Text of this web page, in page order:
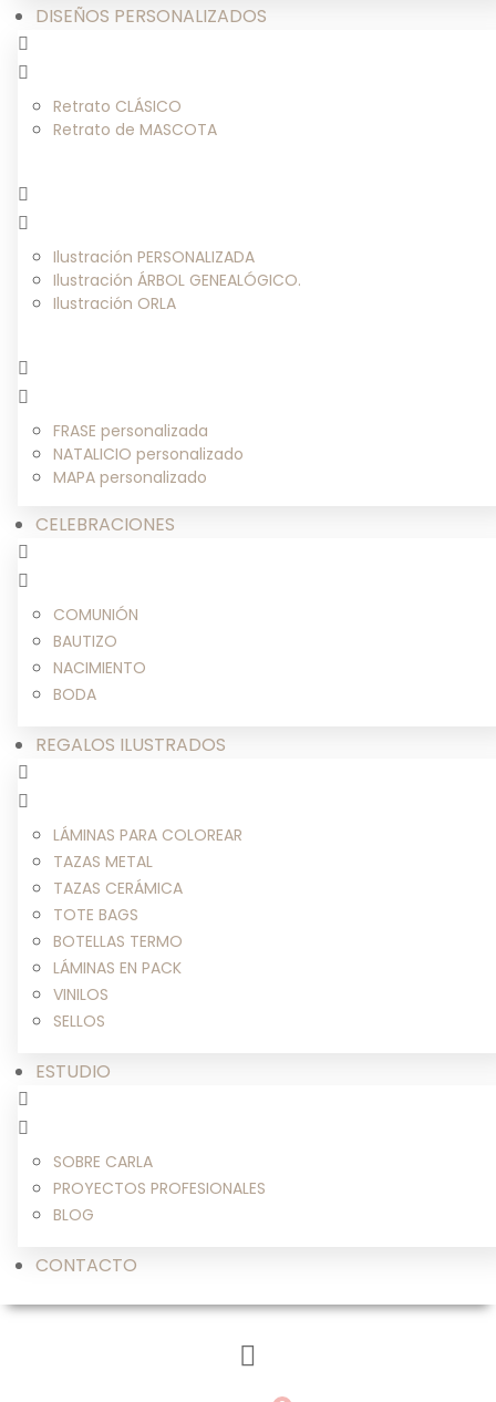
DISEÑOS PERSONALIZADOS
Retrato CLÁSICO
Retrato de MASCOTA
Ilustración PERSONALIZADA
Ilustración ÁRBOL GENEALÓGICO.
Ilustración ORLA
FRASE personalizada
NATALICIO personalizado
MAPA personalizado
CELEBRACIONES
COMUNIÓN
BAUTIZO
NACIMIENTO
BODA
REGALOS ILUSTRADOS
LÁMINAS PARA COLOREAR
TAZAS METAL
TAZAS CERÁMICA
TOTE BAGS
BOTELLAS TERMO
LÁMINAS EN PACK
VINILOS
SELLOS
ESTUDIO
SOBRE CARLA
PROYECTOS PROFESIONALES
BLOG
CONTACTO